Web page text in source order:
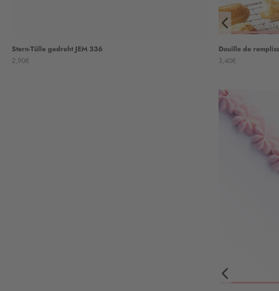
Stern-Tülle gedreht JEM 336
Angebot
2,90€
Douille de
Angebot
3,40€